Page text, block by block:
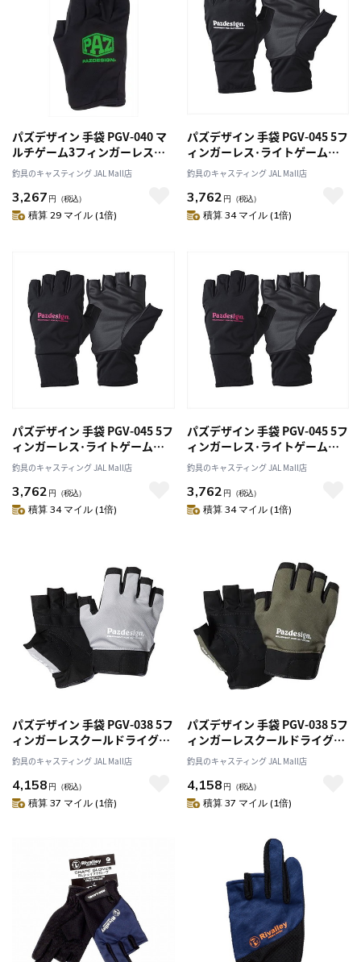
パズデザイン 手袋 PGV-040 マ
ルチゲーム3フィンガーレスメ
ッシュグローブ ブラックグリー
ン (XL)
釣具のキャスティング JAL Mall店
3,267 円 （税込）
積算 29 マイル (1倍)
パズデザイン 手袋 PGV-045 5フ
ィンガーレス･ライトゲームグ
ローブ ブラックホワイト XL
釣具のキャスティング JAL Mall店
3,762 円 （税込）
積算 34 マイル (1倍)
パズデザイン 手袋 PGV-045 5フ
ィンガーレス･ライトゲームグ
ローブ ブラックピンク S
釣具のキャスティング JAL Mall店
3,762 円 （税込）
積算 34 マイル (1倍)
パズデザイン 手袋 PGV-045 5フ
ィンガーレス･ライトゲームグ
ローブ ブラックピンク L
釣具のキャスティング JAL Mall店
3,762 円 （税込）
積算 34 マイル (1倍)
パズデザイン 手袋 PGV-038 5フ
ィンガーレスクールドライグロ
ーブII グレー XL
釣具のキャスティング JAL Mall店
4,158 円 （税込）
積算 37 マイル (1倍)
パズデザイン 手袋 PGV-038 5フ
ィンガーレスクールドライグロ
ーブII オリーブ XL
釣具のキャスティング JAL Mall店
4,158 円 （税込）
積算 37 マイル (1倍)